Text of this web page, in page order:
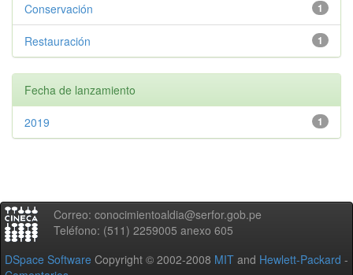
1
Conservación
1
Restauración
Fecha de lanzamiento
1
2019
Correo: conocimientoaldia@serfor.gob.pe
Teléfono: (511) 2259005 anexo 605
DSpace Software Copyright © 2002-2008 MIT and Hewlett-Packard -